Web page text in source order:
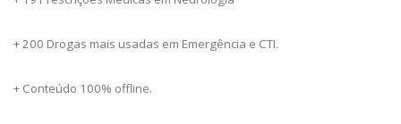
+ 200 Drogas mais usadas em Emergência e CTI.
+ Conteúdo 100% offline.